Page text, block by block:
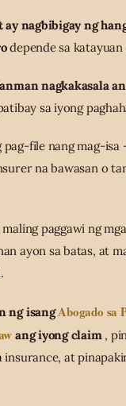
nagbibigay ng
depende sa katayuan
nagkakasala
sa iyong
pag-file nang mag-
na bawasan o
paggawi ng
ayon sa batas, at
ng isangAbogado sa
ang iyong claim,
insurance, at